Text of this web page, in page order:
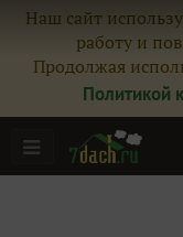
Наш сайт
работу и
Продолжая
Политикой